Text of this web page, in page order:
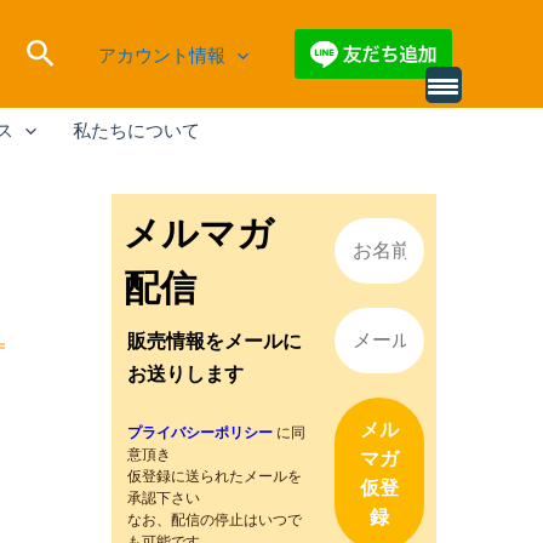
検
索
アカウント情報
私たちについて
メルマガ
配信
販売情報をメールに
お送りします
プライバシーポリシー に同
意頂き
仮登録に送られたメールを
承認下さい
なお、配信の停止はいつで
別
ー
を
読
み
込